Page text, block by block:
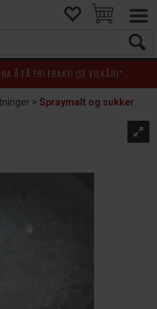
Å FÅ FRI FRAKT! (SE VILKÅR)*
>Spraymalt og sukker